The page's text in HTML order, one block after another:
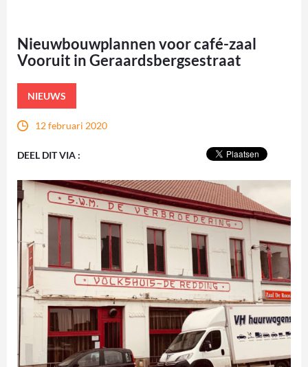
Nieuwbouwplannen voor café-zaal
Vooruit in Geraardsbergsestraat
NIEUWS
12 februari 2020
DEEL DIT VIA :